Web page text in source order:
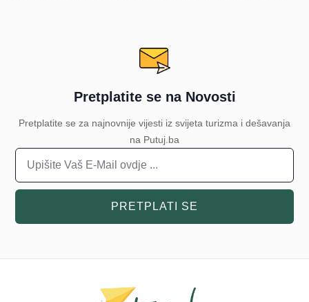
Pretplatite se na Novosti
Pretplatite se za najnovnije vijesti iz svijeta turizma i dešavanja
na Putuj.ba
PRETPLATI SE